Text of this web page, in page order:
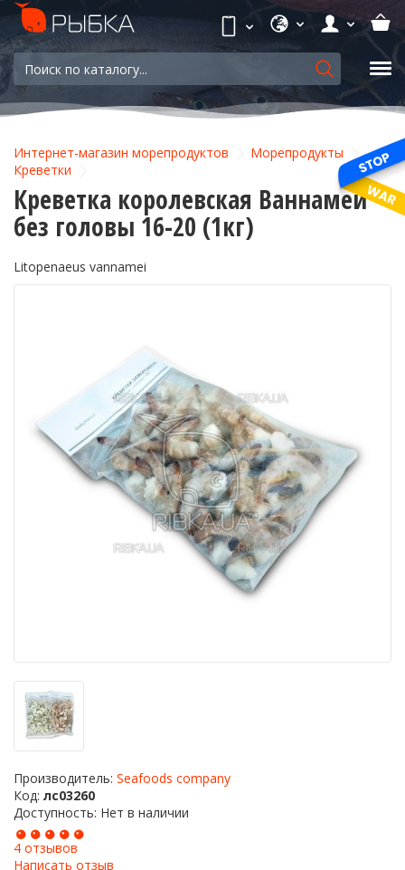
Интернет-магазин морепродуктов
Морепродукты
Креветки
Креветка королевская Ваннамей
без головы 16-20 (1кг)
Litopenaeus vannamei
Производитель: Seafoods company
Код: лс03260
Доступность: Нет в наличии
4 отзывов
Написать отзыв